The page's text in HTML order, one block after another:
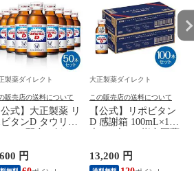
製薬ダイレクト
販売店の送料について
公式】大正製薬 リ
タンD タウリン
100ml 50本 指定医
外品 栄養ドリン
円
大正製薬ダイレクト
この販売店の送料について
【公式】リポビタン
D 感謝箱 100mL×100
養ドリンク 栄養剤
ありがとう リポビタ
13,200 円